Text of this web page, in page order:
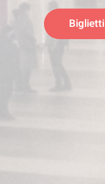
Biglietti